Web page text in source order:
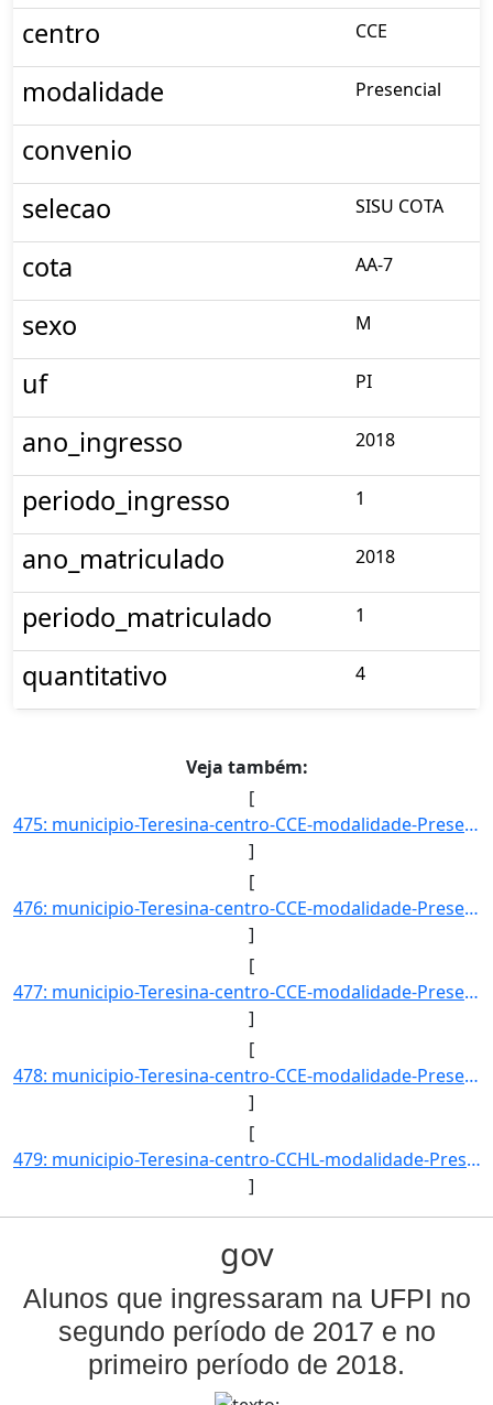
centro CCE
modalidade Presencial
convenio
selecao
SISU COTA
cota AA-7
sexo M
uf PI
ano_ingresso 2018
periodo_ingresso 1
ano_matriculado 2018
periodo_matriculado 1
quantitativo 4
Veja também:
[
475: municipio-Teresina-centro-CCE-modalidade-Presencial-convenio--selecao-PROCESSO_DE_HABILIDADE_ESPECIF]
]
[
476: municipio-Teresina-centro-CCE-modalidade-Presencial-convenio--selecao-PROCESSO_DE_HABILIDADE_ESPECIF]
]
[
477: municipio-Teresina-centro-CCE-modalidade-Presencial-convenio--selecao-SISU-cota-AC-sexo-F-uf-PI-ano_]
]
[
478: municipio-Teresina-centro-CCE-modalidade-Presencial-convenio--selecao-SISU-cota-AC-sexo-M-uf-PI-ano_]
]
[
479: municipio-Teresina-centro-CCHL-modalidade-Presencial-convenio--selecao-SISU_COTA-cota-AA-1-sexo-F-uf]
]
gov
Alunos que ingressaram na UFPI no
segundo período de 2017 e no
primeiro período de 2018.